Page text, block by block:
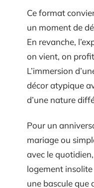
Ce format
un moment de
En revanche,
on vient, on
L’immersion
décor atypique
d’une nature
Pour un
mariage ou
avec le
logement
une bascule que